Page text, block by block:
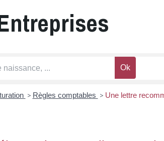
> Règles comptables > Une lettre